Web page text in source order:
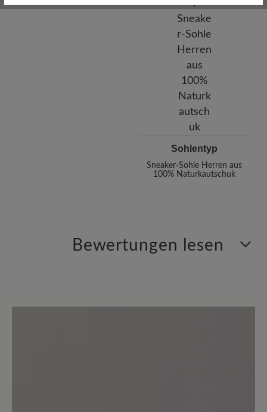
Sohlentyp
Sneaker-Sohle Herren aus
100% Naturkautschuk
Bewertungen lesen